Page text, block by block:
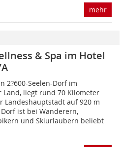
mehr
& Spa im Hotel
2?600-Seelen-Dorf im
Land, liegt rund 70 Kilometer
Landeshauptstadt auf 920 m
Dorf ist bei Wanderern,
und Skiurlaubern beliebt 